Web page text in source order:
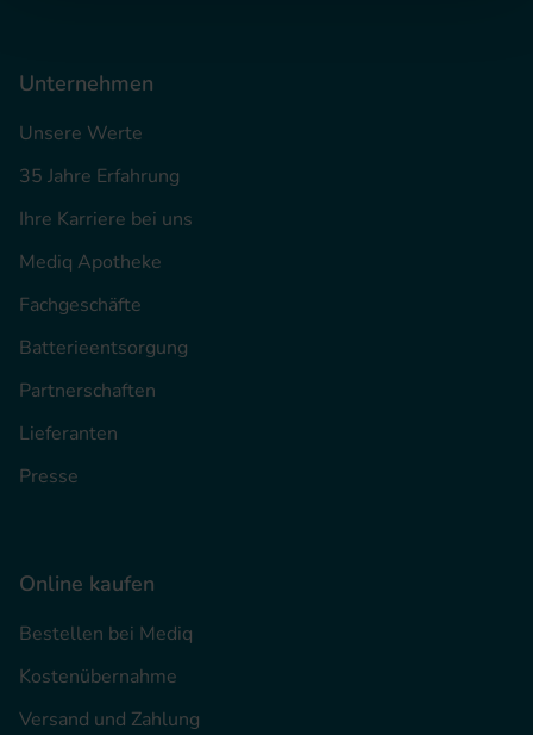
Unternehmen
Unsere Werte
35 Jahre Erfahrung
Ihre Karriere bei uns
Mediq Apotheke
Fachgeschäfte
Batterieentsorgung
Partnerschaften
Lieferanten
Presse
Online kaufen
Bestellen bei Mediq
Kostenübernahme
Versand und Zahlung